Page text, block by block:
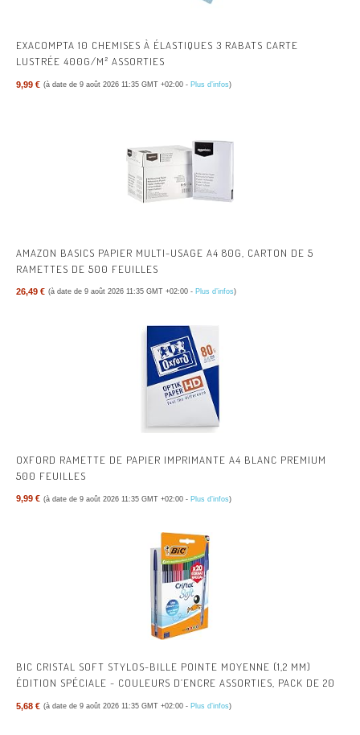
EXACOMPTA 10 CHEMISES À ÉLASTIQUES 3 RABATS CARTE
LUSTRÉE 400G/M² ASSORTIES
9,99 € (à date de 9 août 2026 11:35 GMT +02:00 - Plus d’infos)
AMAZON BASICS PAPIER MULTI-USAGE A4 80G, CARTON DE 5
RAMETTES DE 500 FEUILLES
26,49 € (à date de 9 août 2026 11:35 GMT +02:00 - Plus d’infos)
OXFORD RAMETTE DE PAPIER IMPRIMANTE A4 BLANC PREMIUM
500 FEUILLES
9,99 € (à date de 9 août 2026 11:35 GMT +02:00 - Plus d’infos)
BIC CRISTAL SOFT STYLOS-BILLE POINTE MOYENNE (1,2 MM)
ÉDITION SPÉCIALE - COULEURS D’ENCRE ASSORTIES, PACK DE 20
5,68 € (à date de 9 août 2026 11:35 GMT +02:00 - Plus d’infos)